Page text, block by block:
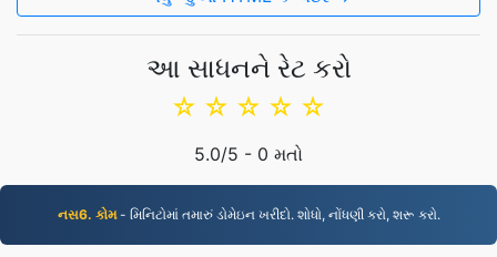
આ સાધનને રેટ કરો
☆
☆
☆
☆
☆
5.0/5 - 0 મતો
નસ6. કોમ- મિનિટોમાં તમારું ડોમેઇન ખરીદો. શોધો, નોંધણી કરો, શરૂ કરો.